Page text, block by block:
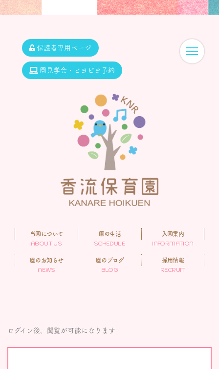
保護者専用ページ
園見学会・ピヨピヨ予約
当園について
ABOUT US
園の生活
SCHEDULE
入園案内
INFORMATION
園のお知らせ
NEWS
園のブログ
BLOG
採用情報
RECRUIT
ログイン後、閲覧が可能になります